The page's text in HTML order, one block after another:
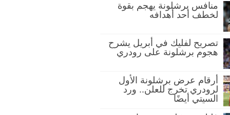
منافس برشلونة يهجم بقوة
لخطف أحد أهدافه
تصريح لفليك في أبريل يشرح
هجوم برشلونة على رودري
أرقام عرض برشلونة الأول
لرودري تخرج للعلن.. ورد
السيتي أيضًا